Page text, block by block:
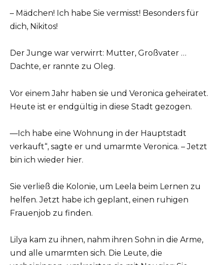
– Mädchen! Ich habe Sie vermisst! Besonders für
dich, Nikitos!
Der Junge war verwirrt: Mutter, Großvater …
Dachte, er rannte zu Oleg.
Vor einem Jahr haben sie und Veronica geheiratet.
Heute ist er endgültig in diese Stadt gezogen.
—Ich habe eine Wohnung in der Hauptstadt
verkauft“, sagte er und umarmte Veronica. – Jetzt
bin ich wieder hier.
Sie verließ die Kolonie, um Leela beim Lernen zu
helfen. Jetzt habe ich geplant, einen ruhigen
Frauenjob zu finden.
Lilya kam zu ihnen, nahm ihren Sohn in die Arme,
und alle umarmten sich. Die Leute, die